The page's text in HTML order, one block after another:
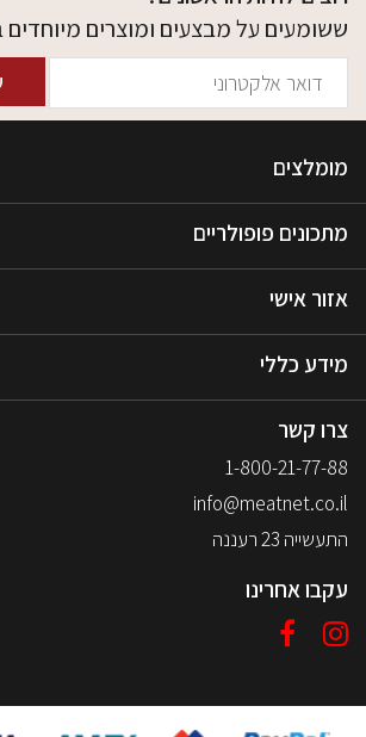
ששומעים על מבצעים ומוצרים מיוחדים
מומלצים
מתכונים פופולריים
אזור אישי
מידע כללי
צרו קשר
1-800-21-77-88
info@meatnet.co.il
התעשייה 23 רעננה
עקבו אחרינו